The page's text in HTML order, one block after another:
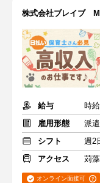
株式会社ブレイブ
給与
時
雇用形態
派
シフト
週2
アクセス
苅
オンライン面接可